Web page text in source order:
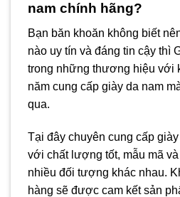
nam chính hãng?
Bạn băn khoăn không biết
nào uy tín và đáng tin cậy thì
trong những thương hiệu với
năm cung cấp giày da nam
qua.
Tại đây chuyên cung cấp
với chất lượng tốt, mẫu mã
nhiều đối tượng khác nhau.
hàng sẽ được cam kết sản